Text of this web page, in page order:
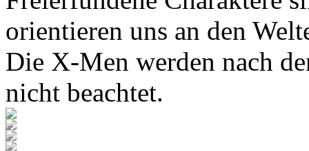
orientieren uns an den
Die X-Men werden nach
nicht beachtet.